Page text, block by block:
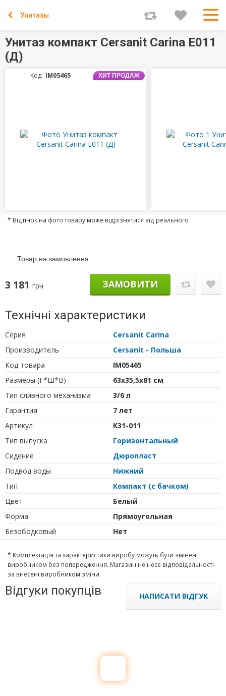
Унитазы
Унитаз компакт Cersanit Carina Е011
(Д)
ХИТ ПРОДАЖ
Код: IM05465
* Відтінок на фото товару може відрізнятися від реального
Товар на замовлення
3 181 грн ЗАМОВИТИ
Технічні характеристики
Серия
Cersanit Carina
Производитель
Cersanit - Польша
Код товара
IM05465
Размеры (Г*Ш*В)
63х35,5х81 см
Тип сливного механизма
3/6 л
Гарантия
7 лет
Артикул
K31-011
Тип выпуска
Горизонтальный
Сидение
Дюропласт
Подвод воды
Нижний
Тип
Компакт (с бачком)
Цвет
Белый
Форма
Прямоугольная
Безободковый
Нет
* Комплектація та характеристики виробу можуть бути змінені
виробником без попередження. Магазин не несе відповідальності
за внесені виробником зміни.
Відгуки покупців НАПИСАТИ ВІДГУК